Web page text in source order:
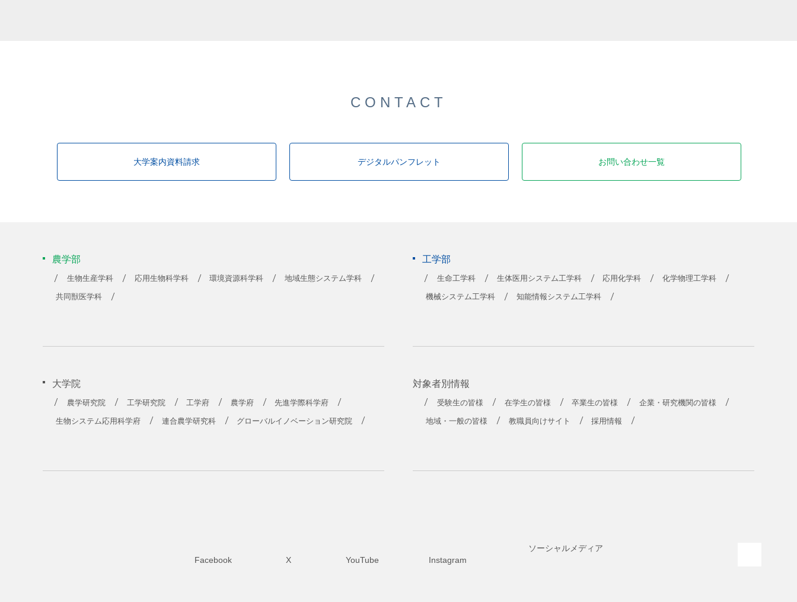
CONTACT
大学案内資料請求 デジタルパンフレット お問い合わせ一覧
農学部
生物生産学科 応用生物科学科 環境資源科学科 地域生態システム学科
共同獣医学科
工学部
生命工学科 生体医用システム工学科 応用化学科 化学物理工学科
機械システム工学科 知能情報システム工学科
大学院
農学研究院 工学研究院 工学府 農学府 先進学際科学府
生物システム応用科学府 連合農学研究科 グローバルイノベーション研究院
対象者別情報
受験生の皆様 在学生の皆様 卒業生の皆様 企業・研究機関の皆様
地域・一般の皆様 教職員向けサイト 採用情報
Facebook
X YouTube Instagram
ソーシャルメディア